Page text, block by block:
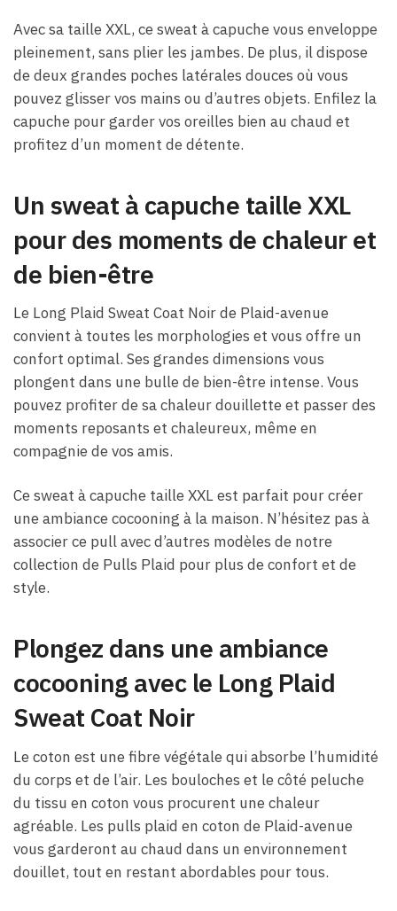
Avec sa taille XXL, ce sweat à capuche vous enveloppe
pleinement, sans plier les jambes. De plus, il dispose
de deux grandes poches latérales douces où vous
pouvez glisser vos mains ou d’autres objets. Enfilez la
capuche pour garder vos oreilles bien au chaud et
profitez d’un moment de détente.
Un sweat à capuche taille XXL
pour des moments de chaleur et
de bien-être
Le Long Plaid Sweat Coat Noir de Plaid-avenue
convient à toutes les morphologies et vous offre un
confort optimal. Ses grandes dimensions vous
plongent dans une bulle de bien-être intense. Vous
pouvez profiter de sa chaleur douillette et passer des
moments reposants et chaleureux, même en
compagnie de vos amis.
Ce sweat à capuche taille XXL est parfait pour créer
une ambiance cocooning à la maison. N’hésitez pas à
associer ce pull avec d’autres modèles de notre
collection de Pulls Plaid pour plus de confort et de
style.
Plongez dans une ambiance
cocooning avec le Long Plaid
Sweat Coat Noir
Le coton est une fibre végétale qui absorbe l’humidité
du corps et de l’air. Les bouloches et le côté peluche
du tissu en coton vous procurent une chaleur
agréable. Les pulls plaid en coton de Plaid-avenue
vous garderont au chaud dans un environnement
douillet, tout en restant abordables pour tous.